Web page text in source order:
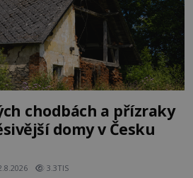
chodbách a přízraky
domy v Česku
3.3TIS